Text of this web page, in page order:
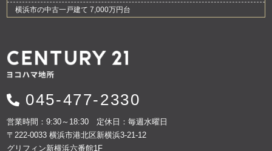
横浜市の中古一戸建て 7,000万円台
045-477-2330
営業時間：9:30～18:30 定休日：毎週水曜日
〒222-0033 横浜市港北区新横浜3-21-12
グリフィン新横浜六番館1F